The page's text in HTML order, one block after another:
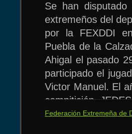
A remarcar la
ocuparon las tres
mantenido
únicamente se
Antonio García
fue Marlon, que
en dos
son de primer
Se han
extremeños del
por la FEXDDI
Puebla de la
Ahigal el pasado
participado el
Victor Manuel. El
compitición
superar esta fase
Federación Extremeña de